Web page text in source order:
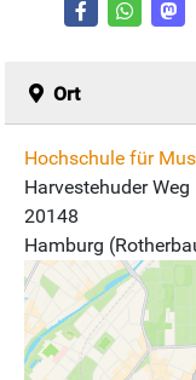
Ort
Hochschule für
Harvestehuder Weg
20148
Hamburg